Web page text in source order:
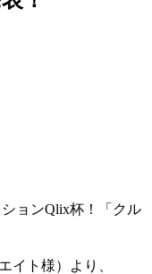
ョンQlix杯！「クル
イト様）より、